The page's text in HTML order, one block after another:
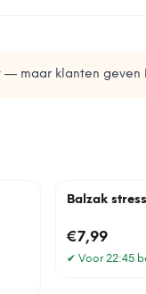
— maar klanten
Balzak
€7,99
✔ Voor 22:45